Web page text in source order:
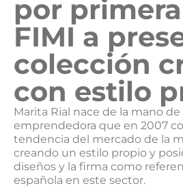
por
FIMI a
colección
con estilo
Marita Rial nace de la mano de
emprendedora que en 2007
tendencia del mercado de la
creando un estilo propio y
diseños y la firma como
española en este sector.